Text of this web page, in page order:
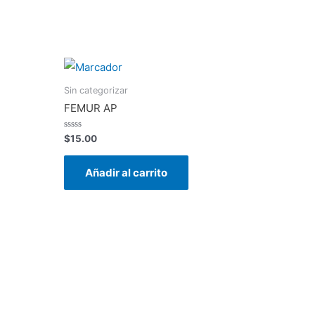
Sin categorizar
FEMUR AP
Valorado
en
0
$15.00
Añadir al carrito